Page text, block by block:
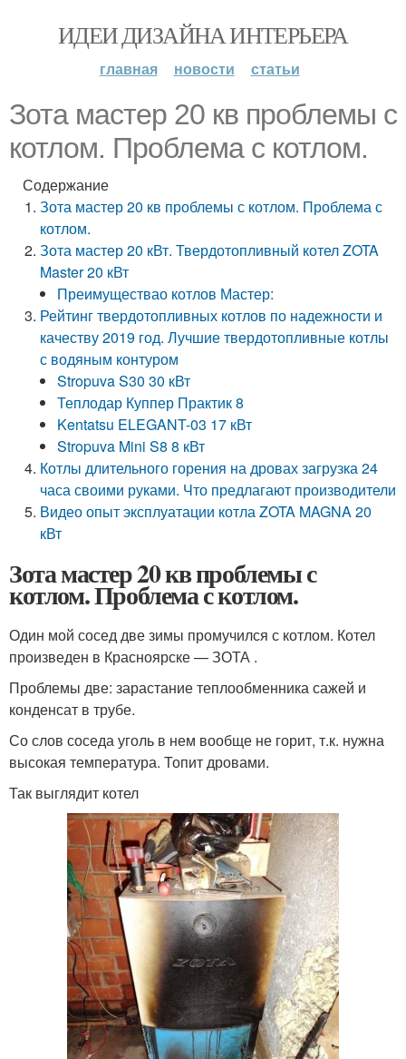
ИДЕИ ДИЗАЙНА ИНТЕРЬЕРА
главная новости статьи
Зота мастер 20 кв проблемы с
котлом. Проблема с котлом.
Содержание
Зота мастер 20 кв проблемы с котлом. Проблема с
котлом.
Зота мастер 20 кВт. Твердотопливный котел ZOTA
Master 20 кВт
Преимуществао котлов Мастер:
Рейтинг твердотопливных котлов по надежности и
качеству 2019 год. Лучшие твердотопливные котлы
с водяным контуром
Stropuva S30 30 кВт
Теплодар Куппер Практик 8
Kentatsu ELEGANT-03 17 кВт
Stropuva Mini S8 8 кВт
Котлы длительного горения на дровах загрузка 24
часа своими руками. Что предлагают производители
Видео опыт эксплуатации котла ZOTA MAGNA 20
кВт
Зота мастер 20 кв проблемы с
котлом. Проблема с котлом.
Один мой сосед две зимы промучился с котлом. Котел
произведен в Красноярске — ЗОТА .
Проблемы две: зарастание теплообменника сажей и
конденсат в трубе.
Со слов соседа уголь в нем вообще не горит, т.к. нужна
высокая температура. Топит дровами.
Так выглядит котел